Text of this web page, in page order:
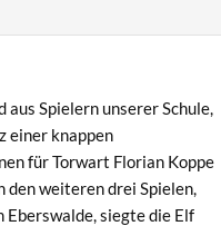
Spielern unserer Schule,
einer knappen
für Torwart Florian Koppe
den weiteren drei Spielen,
Eberswalde, siegte die Elf